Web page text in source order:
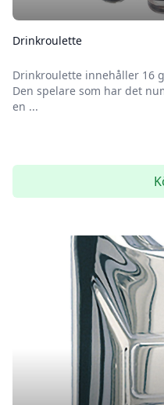
Drinkroulette
Drinkroulette innehåller 16
Den spelare som har det
en ...